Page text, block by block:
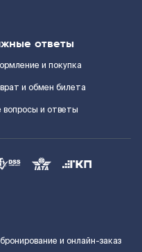
ответы
и покупка
и обмен билета
вопросы и ответы
и онлайн-заказ